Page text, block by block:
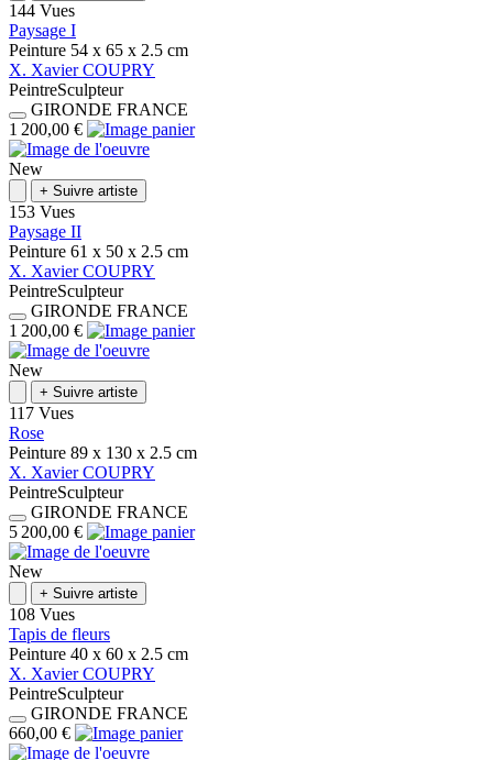
144 Vues
Paysage I
Peinture 54 x 65 x 2.5 cm
X. Xavier COUPRY
PeintreSculpteur
GIRONDE FRANCE
1 200,00 €
New
+ Suivre artiste
153 Vues
Paysage II
Peinture 61 x 50 x 2.5 cm
X. Xavier COUPRY
PeintreSculpteur
GIRONDE FRANCE
1 200,00 €
New
+ Suivre artiste
117 Vues
Rose
Peinture 89 x 130 x 2.5 cm
X. Xavier COUPRY
PeintreSculpteur
GIRONDE FRANCE
5 200,00 €
New
+ Suivre artiste
108 Vues
Tapis de fleurs
Peinture 40 x 60 x 2.5 cm
X. Xavier COUPRY
PeintreSculpteur
GIRONDE FRANCE
660,00 €